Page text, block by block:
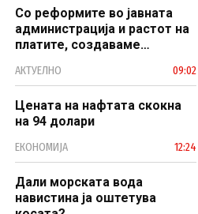
Со реформите во јавната
администрација и растот на
платите, создаваме
модерен јавен сектор
АКТУЕЛНО 09:02
Цената на нафтата скокна
на 94 долари
ЕКОНОМИЈА 12:24
Дали морската вода
навистина ја оштетува